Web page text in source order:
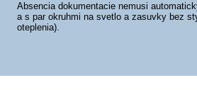
Absencia dokumentacie nemusi
a s par okruhmi na svetlo a zasuvky bez
oteplenia).